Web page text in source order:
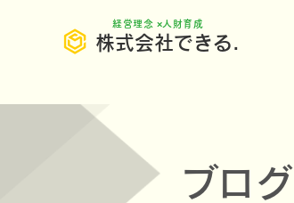
株式会社できる.
​経営理念 ×人財育成
ブログ